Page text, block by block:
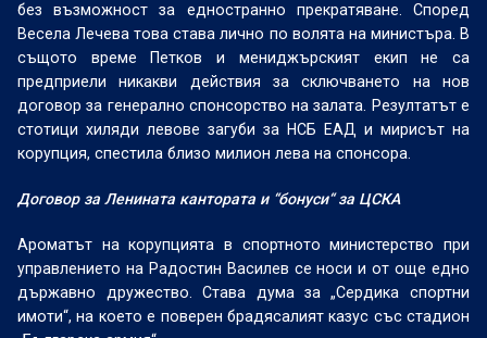
без възможност за едностранно прекратяване. Според
Весела Лечева това става лично по волята на министъра. В
същото време Петков и мениджърският екип не са
предприели никакви действия за сключването на нов
договор за генерално спонсорство на залата. Резултатът е
стотици хиляди левове загуби за НСБ ЕАД и мирисът на
корупция, спестила близо милион лева на спонсора.
Договор за Ленината кантората и “бонуси“ за ЦСКА
Ароматът на корупцията в спортното министерство при
управлението на Радостин Василев се носи и от още едно
държавно дружество. Става дума за „Сердика спортни
имоти“, на което е поверен брадясалият казус със стадион